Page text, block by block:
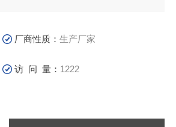
厂商性质：生产厂家
访 问 量： 1222